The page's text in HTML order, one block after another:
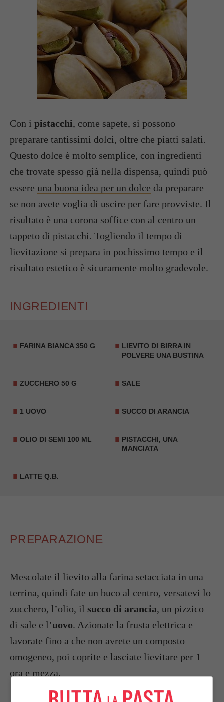
Con i pistacchi, come sapete, si possono
preparare tantissimi dolci, oltre che piatti salati.
Questo dolce è molto semplice, con ingredienti
che trovate spesso già nella dispensa, quindi può
essere una buona idea per un dolce da preparare
se non avete voglia di uscire per fare provviste. Il
risultato è una corona soffice con al centro un
tappeto di pistacchi. Togliendo il tempo di
lievitazione si prepara in pochissimo tempo e il
risultato estetico è sicuramente molto gradevole.
INGREDIENTI
FARINA BIANCA 350 G LIEVITO DI BIRRA IN
POLVERE UNA BUSTINA
ZUCCHERO 50 G SALE
1 UOVO SUCCO DI ARANCIA
OLIO DI SEMI 100 ML
PISTACCHI, UNA
MANCIATA
LATTE Q.B.
PREPARAZIONE
Mescolate il lievito alla farina setacciata in una
terrina, quindi fate un buco al centro, versatevi lo
zucchero, l’olio, il succo di arancia, un pizzico
di sale e l’uovo. Azionate la frusta elettrica e
lavorate fino a che non avrete un composto
omogeneo, poi coprite e lasciate lievitare per 1
ora e mezza.
Prelevate 1/3 dell’impasto, create un disco e